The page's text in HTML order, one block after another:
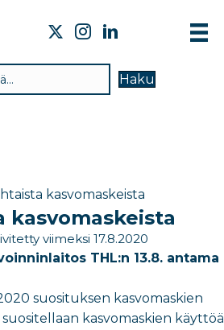
Haku
kasvomaskeista
kasvomaskeista
viimeksi 17.8.2020
THL:n 13.8. antama
suosituksen kasvomaskien
suositellaan kasvomaskien käyttöä